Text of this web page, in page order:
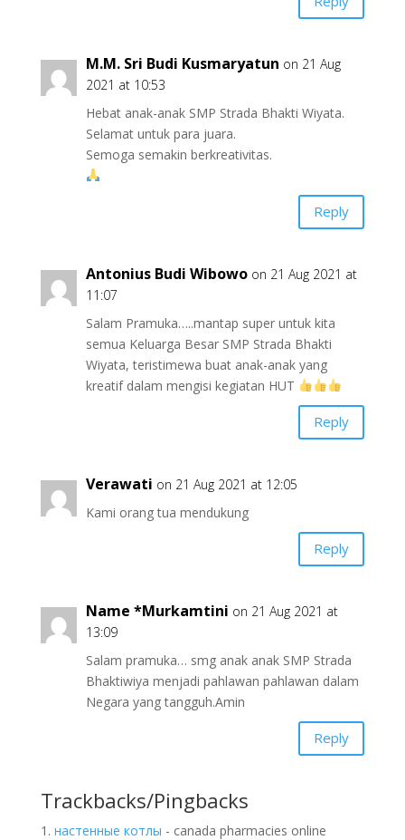
M.M. Sri Budi Kusmaryatun on 21 Aug
2021 at 10:53
Hebat anak-anak SMP Strada Bhakti Wiyata.
Selamat untuk para juara.
Semoga semakin berkreativitas.
Reply
Antonius Budi Wibowo on 21 Aug 2021 at
11:07
Salam Pramuka…..mantap super untuk kita
semua Keluarga Besar SMP Strada Bhakti
Wiyata, teristimewa buat anak-anak yang
kreatif dalam mengisi kegiatan HUT
Reply
Verawati on 21 Aug 2021 at 12:05
Kami orang tua mendukung
Reply
Name *Murkamtini on 21 Aug 2021 at
13:09
Salam pramuka… smg anak anak SMP Strada
Bhaktiwiya menjadi pahlawan pahlawan dalam
Negara yang tangguh.Amin
Reply
Trackbacks/Pingbacks
настенные котлы - canada pharmacies online